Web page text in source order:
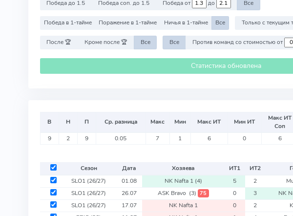
Победа до 1.5 Победа соп. до 1.5 Победа от до Все
Победа в 1-тайме Поражение в 1-тайме Ничья в 1-тайме Все Только с текущим
После 🏆 Кроме после 🏆 Все Все Против команд со стоимостью от
Статистика обновлена
В Н П Ср. разница Макс Мин Макс ИТ Мин ИТ
Макс ИТ
Соп
9 2 9 0.05 7 1 6 0 6
Сезон Дата Хозяева ИТ1 ИТ2
SLO1 (26/27) 01.08 NK Nafta 1 (4) 5 2
SLO1 (26/27) 26.07 ASK Bravo (3) 75 0 3 NK
SLO1 (26/27) 17.07 NK Nafta 1 0 2